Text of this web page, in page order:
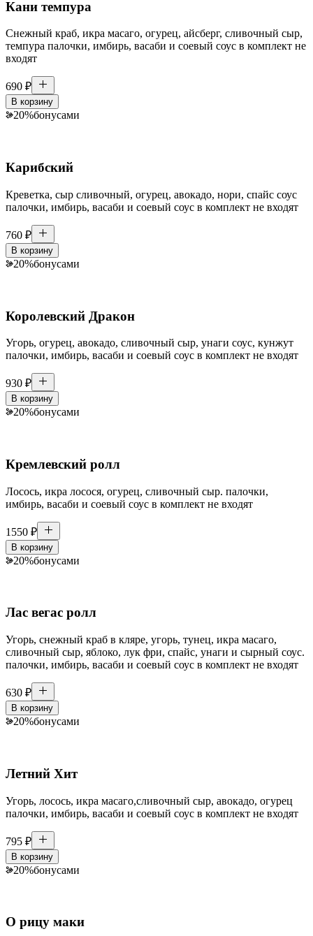
Кани темпура
Снежный краб, икра масаго, огурец, айсберг, сливочный сыр,
темпура палочки, имбирь, васаби и соевый соус в комплект не
входят
690 ₽
В корзину
20%бонусами
Карибский
Креветка, сыр сливочный, огурец, авокадо, нори, спайс соус
палочки, имбирь, васаби и соевый соус в комплект не входят
760 ₽
В корзину
20%бонусами
Королевский Дракон
Угорь, огурец, авокадо, сливочный сыр, унаги соус, кунжут
палочки, имбирь, васаби и соевый соус в комплект не входят
930 ₽
В корзину
20%бонусами
Кремлевский ролл
Лосось, икра лосося, огурец, сливочный сыр. палочки,
имбирь, васаби и соевый соус в комплект не входят
1550 ₽
В корзину
20%бонусами
Лас вегас ролл
Угорь, снежный краб в кляре, угорь, тунец, икра масаго,
сливочный сыр, яблоко, лук фри, спайс, унаги и сырный соус.
палочки, имбирь, васаби и соевый соус в комплект не входят
630 ₽
В корзину
20%бонусами
Летний Хит
Угорь, лосось, икра масаго,сливочный сыр, авокадо, огурец
палочки, имбирь, васаби и соевый соус в комплект не входят
795 ₽
В корзину
20%бонусами
О рицу маки